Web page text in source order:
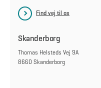
Find vej til os
Skanderborg
Thomas Helsteds Vej 9A
8660 Skanderborg